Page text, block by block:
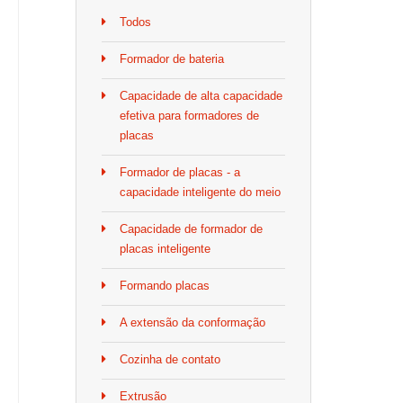
Todos
Formador de bateria
Capacidade de alta capacidade
efetiva para formadores de
placas
Formador de placas - a
capacidade inteligente do meio
Capacidade de formador de
placas inteligente
Formando placas
A extensão da conformação
Cozinha de contato
Extrusão